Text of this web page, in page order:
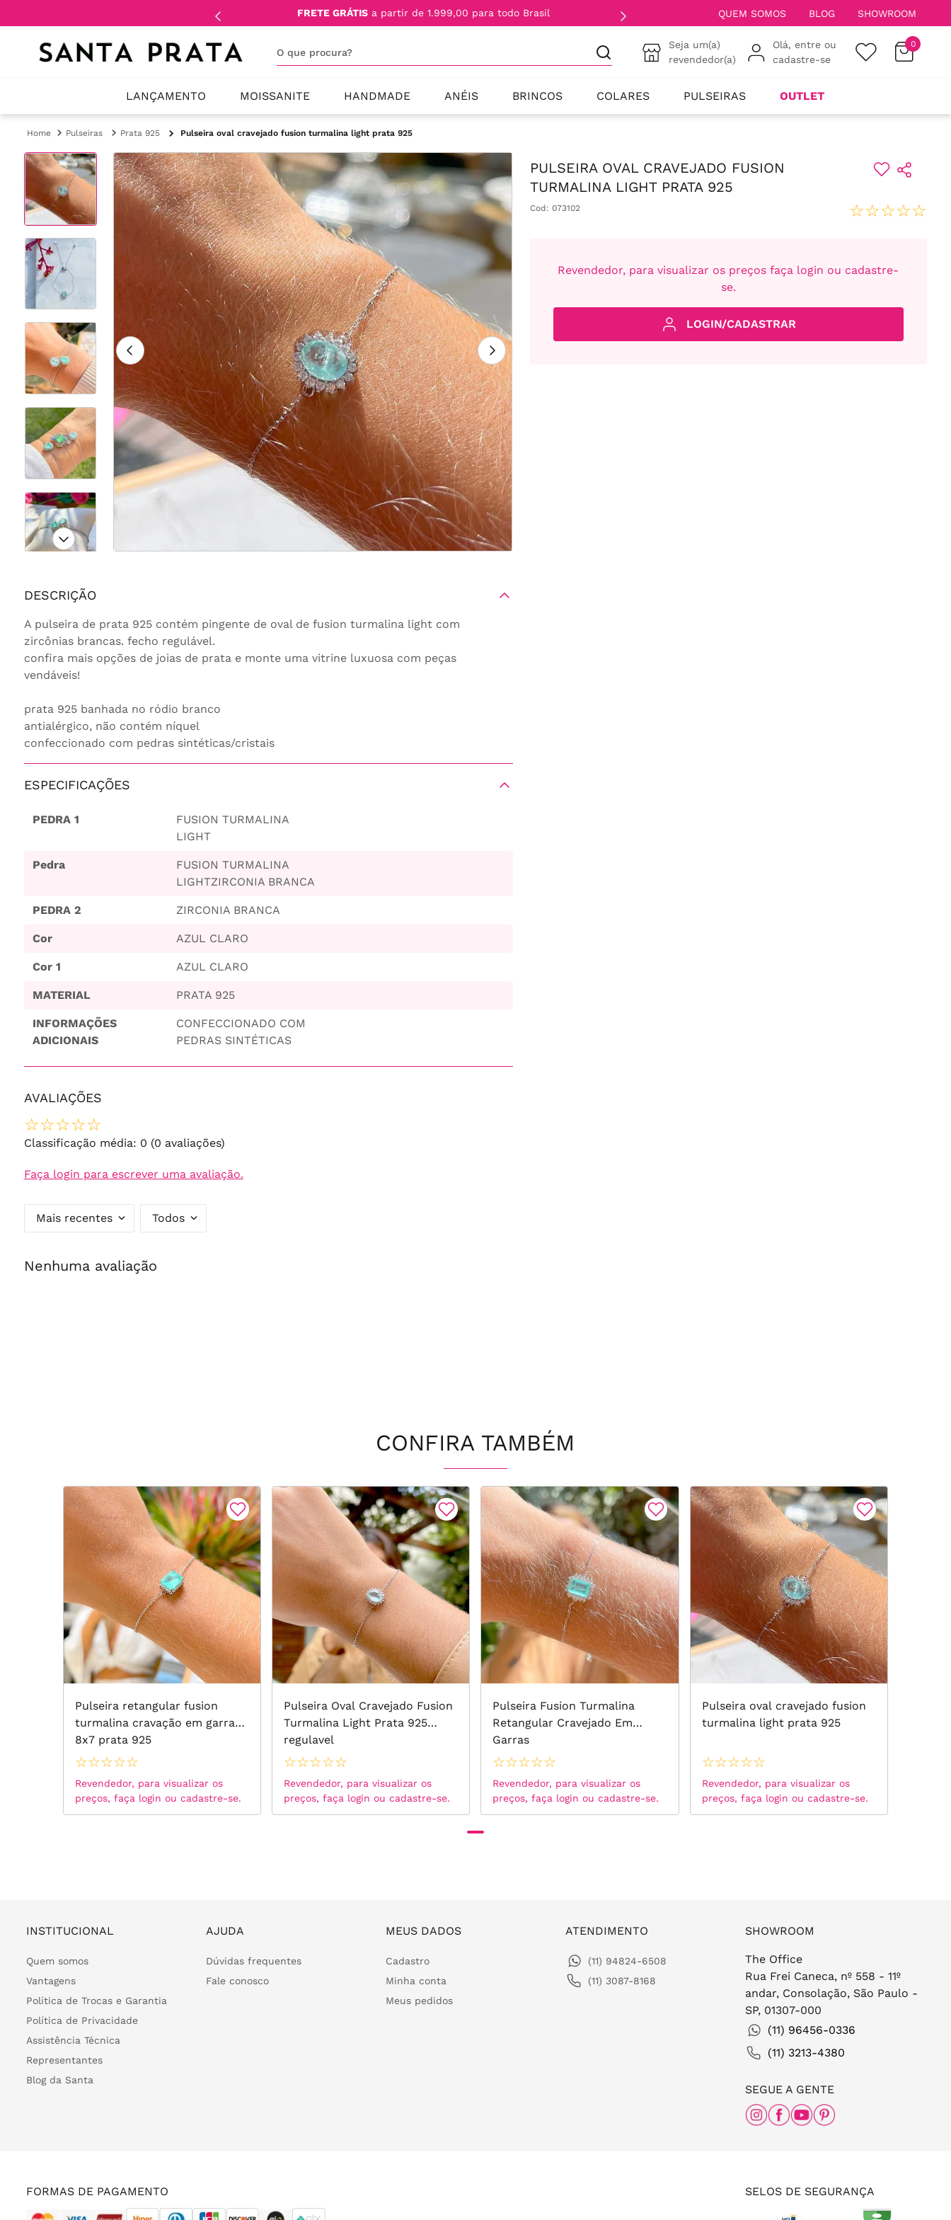
FRETE GRÁTIS a partir de 1.999,00 para todo Brasil QUEM SOMOS BLOG SHOWROOM
Seja um(a)
revendedor(a)
Olá, entre ou
cadastre-se
0
LANÇAMENTO MOISSANITE HANDMADE ANÉIS BRINCOS COLARES PULSEIRAS OUTLET
Pulseiras Prata 925 Pulseira oval cravejado fusion turmalina light prata 925
DESCRIÇÃO
A pulseira de prata 925 contém pingente de oval de fusion turmalina light com
zircônias brancas. fecho regulável.
confira mais opções de joias de prata e monte uma vitrine luxuosa com peças
vendáveis!
prata 925 banhada no ródio branco
antialérgico, não contém níquel
confeccionado com pedras sintéticas/cristais
ESPECIFICAÇÕES
PEDRA 1
FUSION TURMALINA
LIGHT
Pedra
FUSION TURMALINA
LIGHTZIRCONIA BRANCA
PEDRA 2 ZIRCONIA BRANCA
Cor AZUL CLARO
Cor 1 AZUL CLARO
MATERIAL PRATA 925
INFORMAÇÕES
ADICIONAIS
CONFECCIONADO COM
PEDRAS SINTÉTICAS
AVALIAÇÕES
☆☆☆☆☆
Classificação média: 0 (0 avaliações)
Faça login para escrever uma avaliação.
Mais recentes Todos
Nenhuma avaliação
PULSEIRA OVAL CRAVEJADO FUSION
TURMALINA LIGHT PRATA 925
Cod: 073102 ☆☆☆☆☆
Revendedor, para visualizar os preços faça login ou cadastre-
se.
LOGIN/CADASTRAR
CONFIRA TAMBÉM
Pulseira retangular fusion
turmalina cravação em garras
8x7 prata 925
☆☆☆☆☆
Revendedor, para visualizar os
preços, faça login ou cadastre-se.
Pulseira Oval Cravejado Fusion
Turmalina Light Prata 925
regulavel
☆☆☆☆☆
Revendedor, para visualizar os
preços, faça login ou cadastre-se.
Pulseira Fusion Turmalina
Retangular Cravejado Em
Garras
☆☆☆☆☆
Revendedor, para visualizar os
preços, faça login ou cadastre-se.
Pulseira oval cravejado fusion
turmalina light prata 925
☆☆☆☆☆
Revendedor, para visualizar os
preços, faça login ou cadastre-se.
INSTITUCIONAL
Quem somos
Vantagens
Política de Trocas e Garantia
Política de Privacidade
Assistência Técnica
Representantes
Blog da Santa
AJUDA
Dúvidas frequentes
Fale conosco
MEUS DADOS
Cadastro
Minha conta
Meus pedidos
ATENDIMENTO
(11) 94824-6508
(11) 3087-8168
SHOWROOM
The Office
Rua Frei Caneca, nº 558 - 11º
andar, Consolação, São Paulo -
SP, 01307-000
(11) 96456-0336
(11) 3213-4380
SEGUE A GENTE
FORMAS DE PAGAMENTO SELOS DE SEGURANÇA